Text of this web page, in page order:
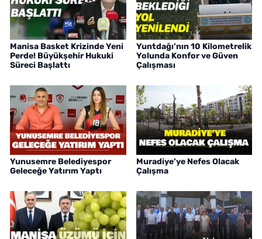
Manisa Basket Krizinde Yeni
Perde! Büyükşehir Hukuki
Süreci Başlattı
Yuntdağı’nın 10 Kilometrelik
Yolunda Konfor ve Güven
Çalışması
Yunusemre Belediyespor
Geleceğe Yatırım Yaptı
Muradiye’ye Nefes Olacak
Çalışma